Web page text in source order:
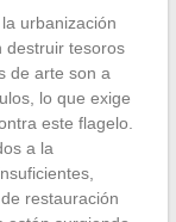
urbanización
destruir tesoros
de arte son a
lo que exige
este flagelo.
a la
restauración